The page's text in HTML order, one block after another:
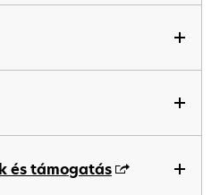
és támogatás